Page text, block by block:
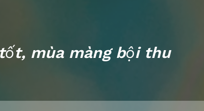
mùa màng bội thu